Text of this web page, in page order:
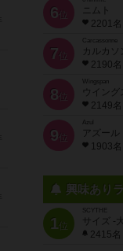
6 位
ニムト
2201名
7 位
Carcassonne
カルカソ
2190名
8 位
Wingspan
ウイング
2149名
9 位
Azul
アズール
1903名
興味あり
1位
SCYTHE
サイズ -
2415名